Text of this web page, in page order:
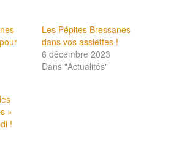
Les Pépites Bressanes
dans vos assiettes !
6 décembre 2023
Dans "Actualités"
»
!